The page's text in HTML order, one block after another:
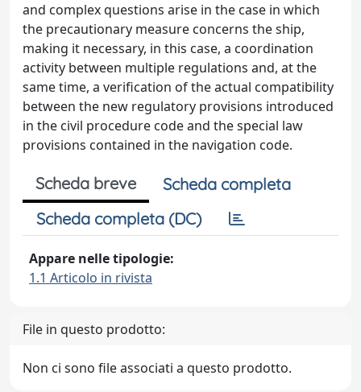
and complex questions arise in the case in which
the precautionary measure concerns the ship,
making it necessary, in this case, a coordination
activity between multiple regulations and, at the
same time, a verification of the actual compatibility
between the new regulatory provisions introduced
in the civil procedure code and the special law
provisions contained in the navigation code.
Scheda breve
Scheda completa
Scheda completa (DC)
Appare nelle tipologie:
1.1 Articolo in rivista
File in questo prodotto:
Non ci sono file associati a questo prodotto.